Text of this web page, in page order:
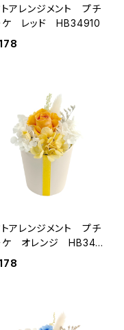
トアレンジメント プチ
ケ レッド HB34910
トアレンジメント プチ
ケ オレンジ HB349